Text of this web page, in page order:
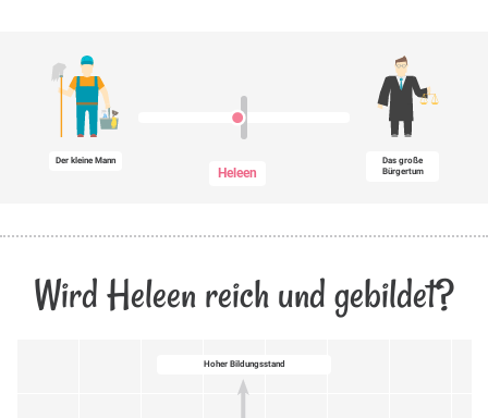
Der kleine Mann
Heleen
Das große
Bürgertum
Wird Heleen reich und gebildet?
Hoher Bildungsstand